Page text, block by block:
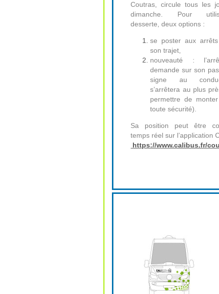
Coutras, circule tous les
dimanche. Pour
desserte, deux options :
se poster aux
son trajet,
nouveauté :
demande sur son
signe au
s’arrêtera au plus
permettre de
toute sécurité).
Sa position peut être
temps réel sur l’application
https://www.calibus.fr/